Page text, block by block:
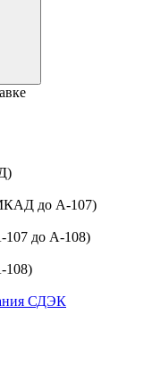
до А-107)
107 до А-108)
108)
СДЭК